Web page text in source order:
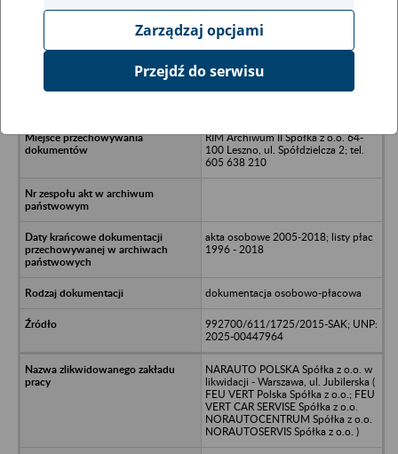
Ukryj wszystkie pozycje bazy
TIMBERMIL Spółka z o.o. - Milicz, ul.
RIM Archiwum II Spółka z o.o. 64-
100 Leszno, ul. Spółdzielcza 2; tel.
605 638 210
akta osobowe 2005-2018; listy płac
1996 - 2018
dokumentacja osobowo-płacowa
992700/611/1725/2015-SAK; UNP:
2025-00447964
NARAUTO POLSKA Spółka z o.o. w
likwidacji - Warszawa, ul. Jubilerska (
FEU VERT Polska Spółka z o.o.; FEU
VERT CAR SERVISE Spółka z o.o.
NORAUTOCENTRUM Spółka z o.o.
NORAUTOSERVIS Spółka z o.o. )
Zarządzaj opcjami
Przejdź do serwisu